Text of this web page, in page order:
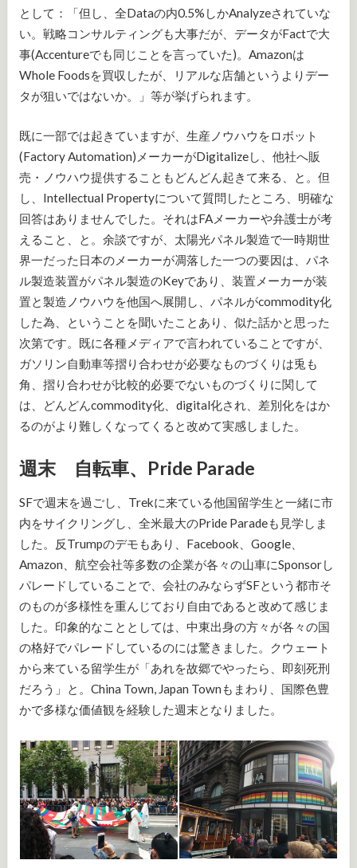
として：「但し、全Dataの内0.5%しかAnalyzeされていな
い。戦略コンサルティングも大事だが、データがFactで大
事(Accentureでも同じことを言っていた)。Amazonは
Whole Foodsを買収したが、リアルな店舗というよりデー
タが狙いではないか。」等が挙げられます。
既に一部では起きていますが、生産ノウハウをロボット
(Factory Automation)メーカーがDigitalizeし、他社へ販
売・ノウハウ提供することもどんどん起きて来る、と。但
し、Intellectual Propertyについて質問したところ、明確な
回答はありませんでした。それはFAメーカーや弁護士が考
えること、と。余談ですが、太陽光パネル製造で一時期世
界一だった日本のメーカーが凋落した一つの要因は、パネ
ル製造装置がパネル製造のKeyであり、装置メーカーが装
置と製造ノウハウを他国へ展開し、パネルがcommodity化
した為、ということを聞いたことあり、似た話かと思った
次第です。既に各種メディアで言われていることですが、
ガソリン自動車等摺り合わせが必要なものづくりは兎も
角、摺り合わせが比較的必要でないものづくりに関して
は、どんどんcommodity化、digital化され、差別化をはか
るのがより難しくなってくると改めて実感しました。
週末 自転車、Pride Parade
SFで週末を過ごし、Trekに来ている他国留学生と一緒に市
内をサイクリングし、全米最大のPride Paradeも見学しま
した。反Trumpのデモもあり、Facebook、Google、
Amazon、航空会社等多数の企業が各々の山車にSponsorし
パレードしていることで、会社のみならずSFという都市そ
のものが多様性を重んじており自由であると改めて感じま
した。印象的なこととしては、中東出身の方々が各々の国
の格好でパレードしているのには驚きました。クウェート
から来ている留学生が「あれを故郷でやったら、即刻死刑
だろう」と。China Town, Japan Townもまわり、国際色豊
かで多様な価値観を経験した週末となりました。